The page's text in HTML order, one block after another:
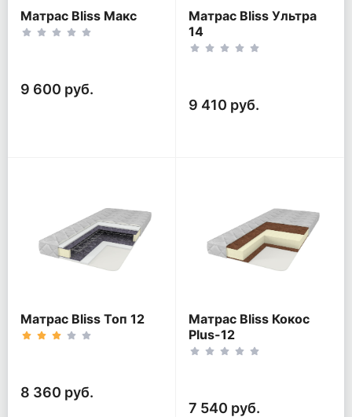
Матрас Bliss Макс
9 600 руб.
Матрас Bliss Ультра
14
9 410 руб.
Матрас Bliss Топ 12
8 360 руб.
Матрас Bliss Кокос
Plus-12
7 540 руб.